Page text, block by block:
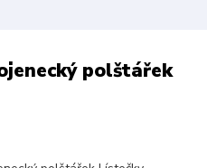
polštářek